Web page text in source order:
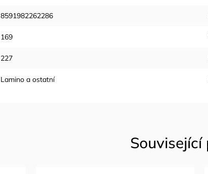
8591982262286
169
227
Lamino a ostatní